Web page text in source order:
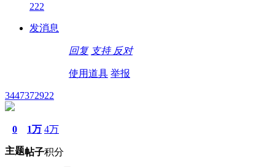
222
发消息
回复 支持 反对
使用道具 举报
3447372922
0
主题
1万
帖子
4万
积分